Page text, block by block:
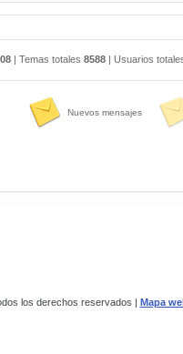
| Temas totales 8588| Usuarios
Nuevos mensajes
los derechos reservados | Mapa